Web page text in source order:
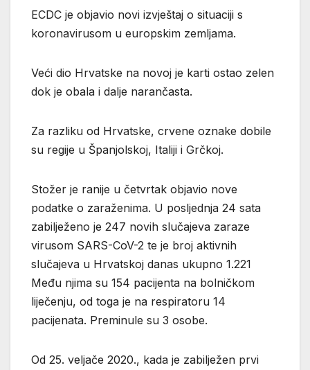
ECDC je objavio novi izvještaj o situaciji s
koronavirusom u europskim zemljama.
Veći dio Hrvatske na novoj je karti ostao zelen
dok je obala i dalje narančasta.
Za razliku od Hrvatske, crvene oznake dobile
su regije u Španjolskoj, Italiji i Grčkoj.
Stožer je ranije u četvrtak objavio nove
podatke o zaraženima. U posljednja 24 sata
zabilježeno je 247 novih slučajeva zaraze
virusom SARS-CoV-2 te je broj aktivnih
slučajeva u Hrvatskoj danas ukupno 1.221
Među njima su 154 pacijenta na bolničkom
liječenju, od toga je na respiratoru 14
pacijenata. Preminule su 3 osobe.
Od 25. veljače 2020., kada je zabilježen prvi